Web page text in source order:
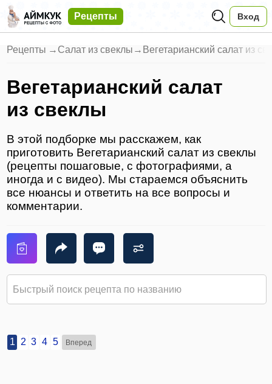
Рецепты Вход
Рецепты → Салат из свеклы → Вегетарианский салат из
Вегетарианский салат
из свеклы
В этой подборке мы расскажем, как
приготовить Вегетарианский салат из свеклы
(рецепты пошаговые, с фотографиями, а
иногда и с видео). Мы стараемся объяснить
все нюансы и ответить на все вопросы и
комментарии.
1 2 3 4 5 Вперед